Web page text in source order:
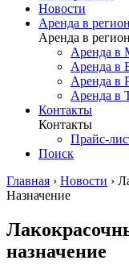
Новости
Аренда в
Аренда в
Аренда в
Аренда в
Аренда в
Аренда в
Контакты
Контакты
Прайс-
Поиск
Главная › Новости ›
Назначение
назначение